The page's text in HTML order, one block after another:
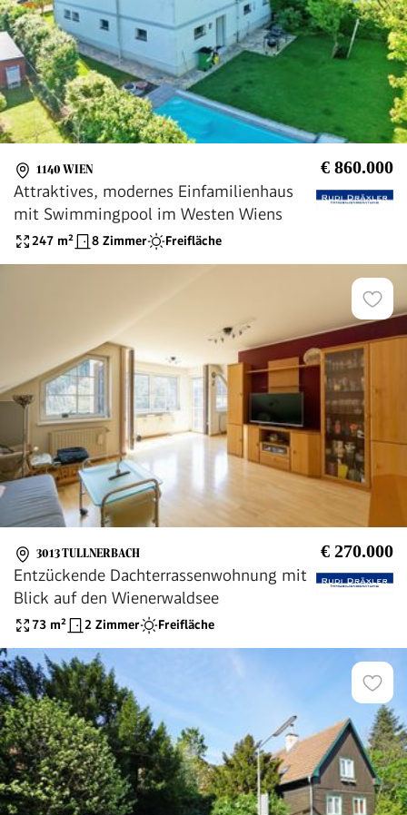
1140 WIEN € 860.000
Attraktives, modernes Einfamilienhaus
mit Swimmingpool im Westen Wiens
247 m² 8 Zimmer Freifläche
3013 TULLNERBACH € 270.000
Entzückende Dachterrassenwohnung mit
Blick auf den Wienerwaldsee
73 m² 2 Zimmer Freifläche